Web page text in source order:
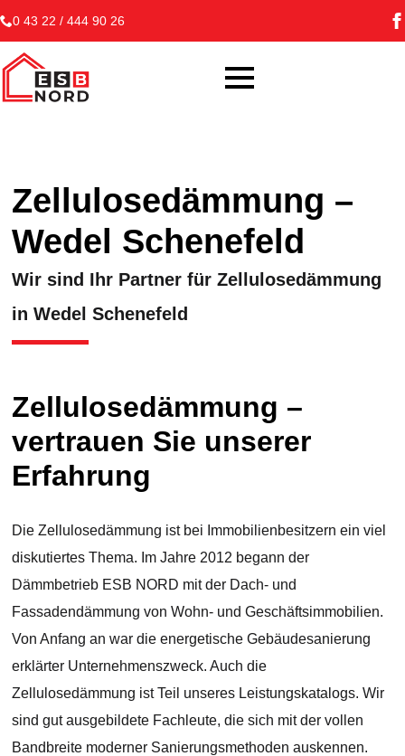
0 43 22 / 444 90 26
Zellulosedämmung –
Wedel Schenefeld
Wir sind Ihr Partner für Zellulosedämmung
in Wedel Schenefeld
Zellulosedämmung –
vertrauen Sie unserer
Erfahrung
Die Zellulosedämmung ist bei Immobilienbesitzern ein viel
diskutiertes Thema. Im Jahre 2012 begann der
Dämmbetrieb ESB NORD mit der Dach- und
Fassadendämmung von Wohn- und Geschäftsimmobilien.
Von Anfang an war die energetische Gebäudesanierung
erklärter Unternehmenszweck. Auch die
Zellulosedämmung ist Teil unseres Leistungskatalogs. Wir
sind gut ausgebildete Fachleute, die sich mit der vollen
Bandbreite moderner Sanierungsmethoden auskennen.